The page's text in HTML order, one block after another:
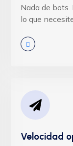
Nada de bots.
lo que
Velocidad